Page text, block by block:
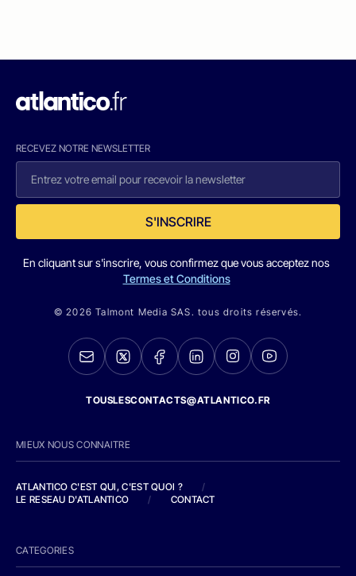
RECEVEZ NOTRE NEWSLETTER
S'INSCRIRE
En cliquant sur s'inscrire, vous confirmez que vous acceptez nos
Termes et Conditions
© 2026 Talmont Media SAS. tous droits réservés.
TOUSLESCONTACTS@ATLANTICO.FR
MIEUX NOUS CONNAITRE
ATLANTICO C'EST QUI, C'EST QUOI ?
/
LE RESEAU D'ATLANTICO
/ CONTACT
CATEGORIES